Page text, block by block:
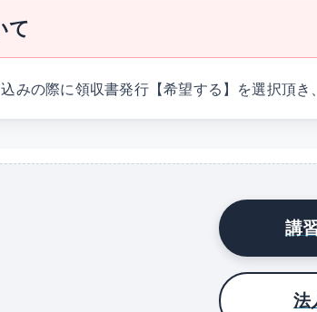
て
みの際に領収書発行【希望する】を選択頂
講
法